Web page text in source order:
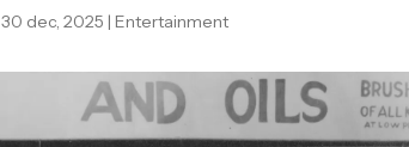
30 dec, 2025 | Entertainment